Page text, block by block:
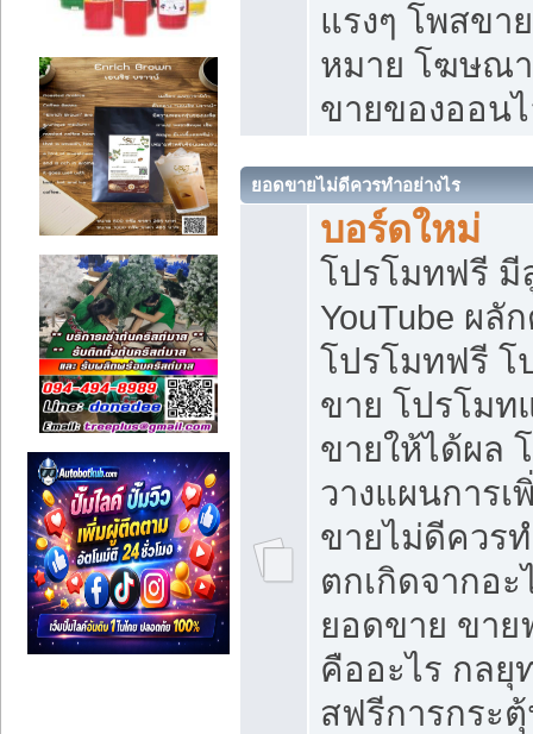
แรงๆ โพสขา
หมาย โฆษณ
ขายของออน
ยอดขายไม่ดีควรทำอย่างไร
บอร์ดใหม่
โปรโมทฟรี มี
YouTube ผลั
โปรโมทฟรี โ
ขาย โปรโมท
ขายให้ได้ผล
วางแผนการ
ขายไม่ดีควร
ตกเกิดจากอะ
ยอดขาย ขาย
คืออะไร กลยุ
สฟรีการกระ